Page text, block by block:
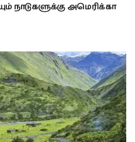
நாடுகளுக்கு அமெரிக்கா